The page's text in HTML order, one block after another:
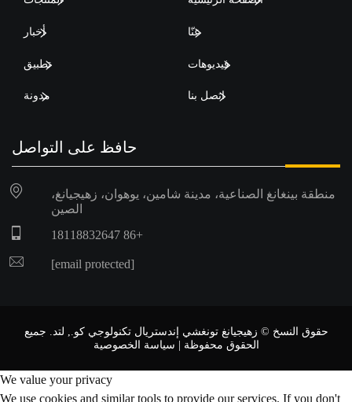
عنّا أخبار
فيديوهات تطبيق
اتصل بنا مدونة
حافظ على التواصل
منطقة بينغانغ الصناعية، مدينة شامين، يوهوان، زهيجيانغ،
الصين
+86 18118832647
[email protected]
حقوق النسخ © زهيجيانغ تونغشي إندستريال تكنولوجي كو., لتد. جميع
الحقوق محفوظة | سياسة الخصوصية
We value your privacy
We use cookies and similar tools to provide our services. If you don't